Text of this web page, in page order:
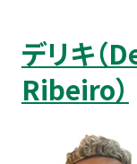
デリキ（
Ribeiro）